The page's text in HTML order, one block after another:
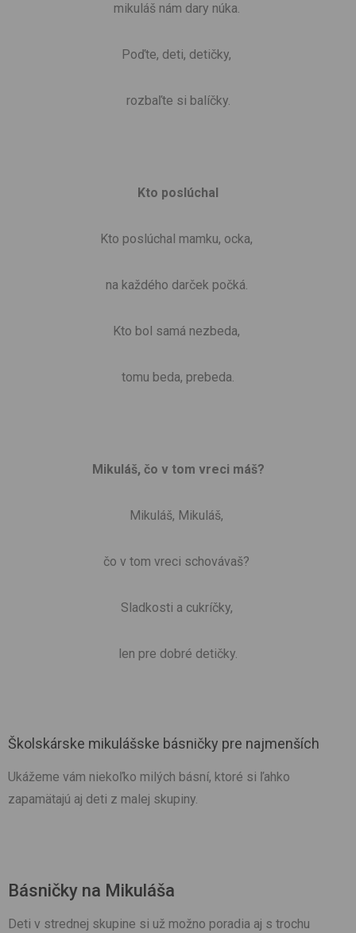
mikuláš nám dary núka.
Poďte, deti, detičky,
rozbaľte si balíčky.
Kto poslúchal
Kto poslúchal mamku, ocka,
na každého darček počká.
Kto bol samá nezbeda,
tomu beda, prebeda.
Mikuláš, čo v tom vreci máš?
Mikuláš, Mikuláš,
čo v tom vreci schovávaš?
Sladkosti a cukríčky,
len pre dobré detičky.
Školskárske mikulášske básničky pre najmenších
Ukážeme vám niekoľko milých básní, ktoré si ľahko
zapamätajú aj deti z malej skupiny.
Básničky na Mikuláša
Deti v strednej skupine si už možno poradia aj s trochu